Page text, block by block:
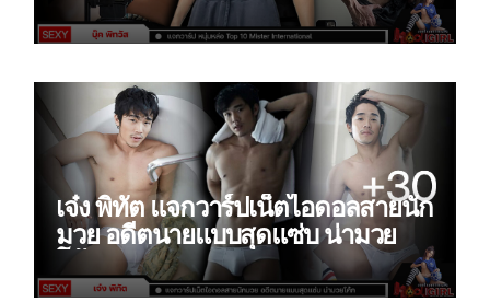
เจ๋ง พิทัต แจกวาร์ปเน็ตไอดอลสายนัก
มวย อดีตนายแบบสุดแซ่บ น่ามวย
โค้ก